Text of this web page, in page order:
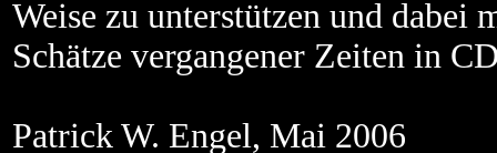
Weise zu unterstützen und dabei
Schätze vergangener Zeiten in
Patrick W. Engel, Mai 2006